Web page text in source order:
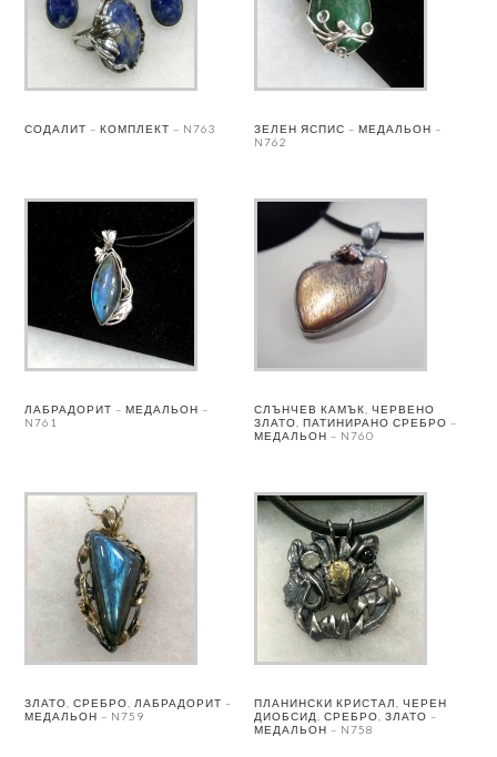
СОДАЛИТ – КОМПЛЕКТ – N763
ЗЕЛЕН ЯСПИС – МЕДАЛЬОН –
N762
ЛАБРАДОРИТ – МЕДАЛЬОН –
N761
СЛЪНЧЕВ КАМЪК, ЧЕРВЕНО
ЗЛАТО, ПАТИНИРАНО СРЕБРО –
МЕДАЛЬОН – N760
ЗЛАТО, СРЕБРО, ЛАБРАДОРИТ –
МЕДАЛЬОН – N759
ПЛАНИНСКИ КРИСТАЛ, ЧЕРЕН
ДИОБСИД, СРЕБРО, ЗЛАТО –
МЕДАЛЬОН – N758